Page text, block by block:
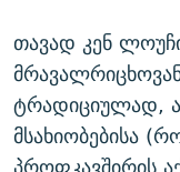
თავად კენ
ტრადიციულად,
მსახიობებისა